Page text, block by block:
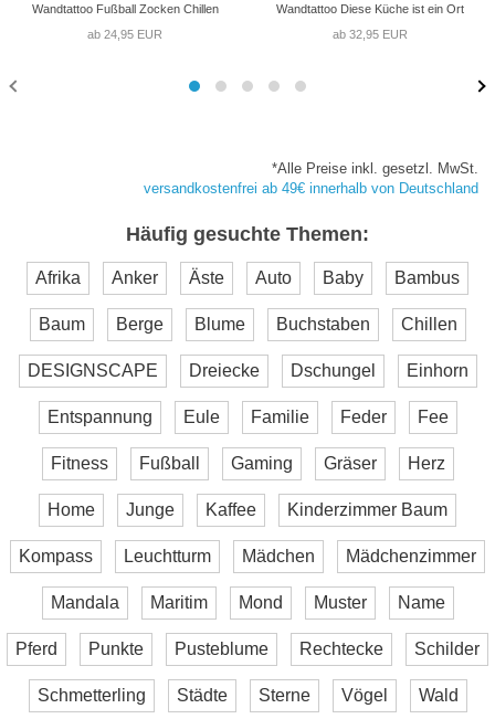
Wandtattoo Fußball Zocken Chillen
ab 24,95 EUR
Wandtattoo Diese Küche ist ein Ort
ab 32,95 EUR
*Alle Preise inkl. gesetzl. MwSt.
versandkostenfrei ab 49€ innerhalb von Deutschland
Häufig gesuchte Themen:
Afrika Anker Äste Auto Baby Bambus
Baum Berge Blume Buchstaben Chillen
DESIGNSCAPE Dreiecke Dschungel Einhorn
Entspannung Eule Familie Feder Fee
Fitness Fußball Gaming Gräser Herz
Home Junge Kaffee Kinderzimmer Baum
Kompass Leuchtturm Mädchen Mädchenzimmer
Mandala Maritim Mond Muster Name
Pferd Punkte Pusteblume Rechtecke Schilder
Schmetterling Städte Sterne Vögel Wald